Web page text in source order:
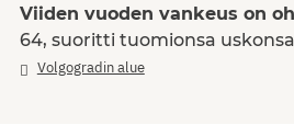
Viiden vuoden vankeus on
64, suoritti tuomionsa
Volgogradin alue